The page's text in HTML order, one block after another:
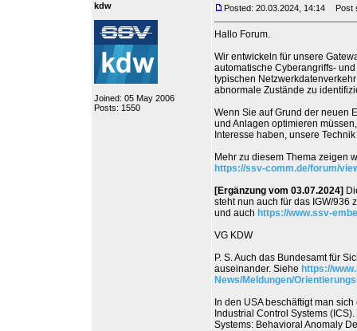
kdw
Joined: 05 May 2006
Posts: 1550
Posted: 20.03.2024, 14:14 Post
Hallo Forum.
Wir entwickeln für unsere
automatische Cyberangriffs-
typischen
abnormale Zustände zu
Wenn Sie auf Grund der neuen
und Anlagen optimieren
Interesse haben, unsere
Mehr zu diesem Thema zeigen
https://ssv-comm.de/forum/
[Ergänzung vom 03.07.2024]
steht nun auch für das IGW/936
und auch https://www.ssv-
VG KDW
P. S. Auch das Bundesamt für
auseinander. Siehe https://
News/Meldungen/
In den USA beschäftigt man
Industrial Control Systems
Systems: Behavioral Anomaly